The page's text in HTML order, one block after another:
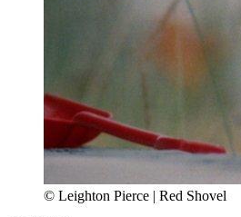
© Leighton Pierce | Red Shovel